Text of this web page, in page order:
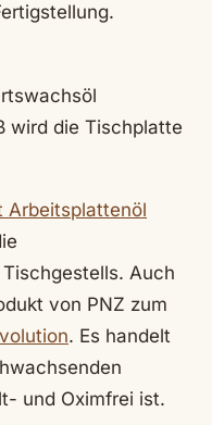
wird die Tischplatte
Arbeitsplattenöl
Auch
von PNZ zum
. Es handelt
und Oximfrei ist.